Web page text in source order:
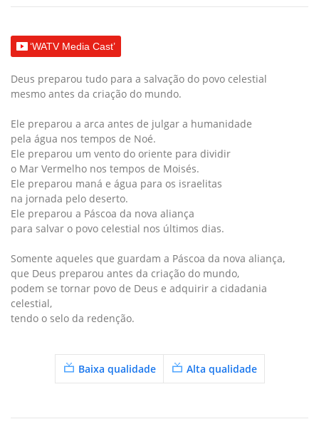
‘WATV Media Cast’
Deus preparou tudo para a salvação do povo celestial
mesmo antes da criação do mundo.
Ele preparou a arca antes de julgar a humanidade
pela água nos tempos de Noé.
Ele preparou um vento do oriente para dividir
o Mar Vermelho nos tempos de Moisés.
Ele preparou maná e água para os israelitas
na jornada pelo deserto.
Ele preparou a Páscoa da nova aliança
para salvar o povo celestial nos últimos dias.
Somente aqueles que guardam a Páscoa da nova aliança,
que Deus preparou antes da criação do mundo,
podem se tornar povo de Deus e adquirir a cidadania
celestial,
tendo o selo da redenção.
Baixa qualidade Alta qualidade